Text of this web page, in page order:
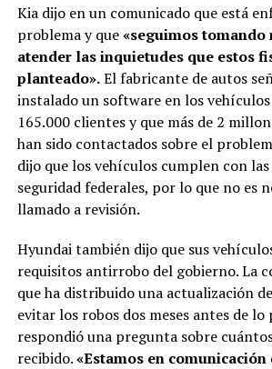
Kia dijo en un comunicado que está
problema y que«seguimos tomando
atender las inquietudes que estos
planteado».El fabricante de autos
instalado un software en los vehículos
165.000 clientes y que más de 2
han sido contactados sobre el
dijo que los vehículos cumplen con
seguridad federales, por lo que no es
llamado a revisión.
Hyundai también dijo que sus
requisitos antirrobo del gobierno. La
que ha distribuido una actualización
evitar los robos dos meses antes de
respondió una pregunta sobre
recibido.«Estamos en